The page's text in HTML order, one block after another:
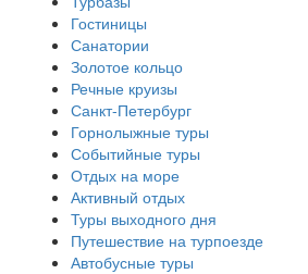
Гостиницы
Санатории
Золотое кольцо
Речные круизы
Санкт-Петербург
Горнолыжные туры
Событийные туры
Отдых на море
Активный отдых
Туры выходного дня
Путешествие на турпоезде
Автобусные туры